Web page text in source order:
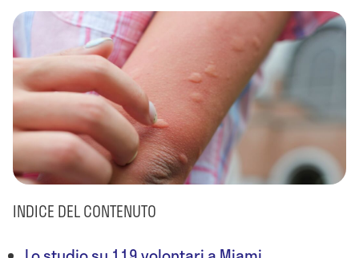
INDICE DEL CONTENUTO